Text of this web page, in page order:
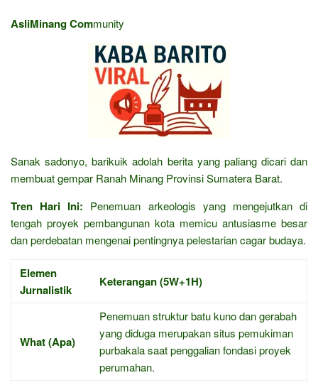
AsliMinang Community
Sanak sadonyo, barikuik adolah berita yang paliang dicari dan
membuat gempar Ranah Minang Provinsi Sumatera Barat.
Tren Hari Ini: Penemuan arkeologis yang mengejutkan di
tengah proyek pembangunan kota memicu antusiasme besar
dan perdebatan mengenai pentingnya pelestarian cagar budaya.
Elemen
Jurnalistik
Keterangan (5W+1H)
What (Apa)
Penemuan struktur batu kuno dan gerabah
yang diduga merupakan situs pemukiman
purbakala saat penggalian fondasi proyek
perumahan.